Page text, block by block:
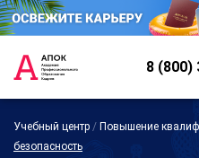
8 (800)
Учебный центр / Повышение
безопасность